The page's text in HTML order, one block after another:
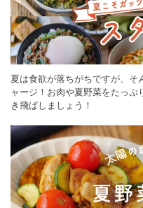
夏は食欲が落ちがちですが、
ャージ！お肉や夏野菜をたっ
き飛ばしましょう！